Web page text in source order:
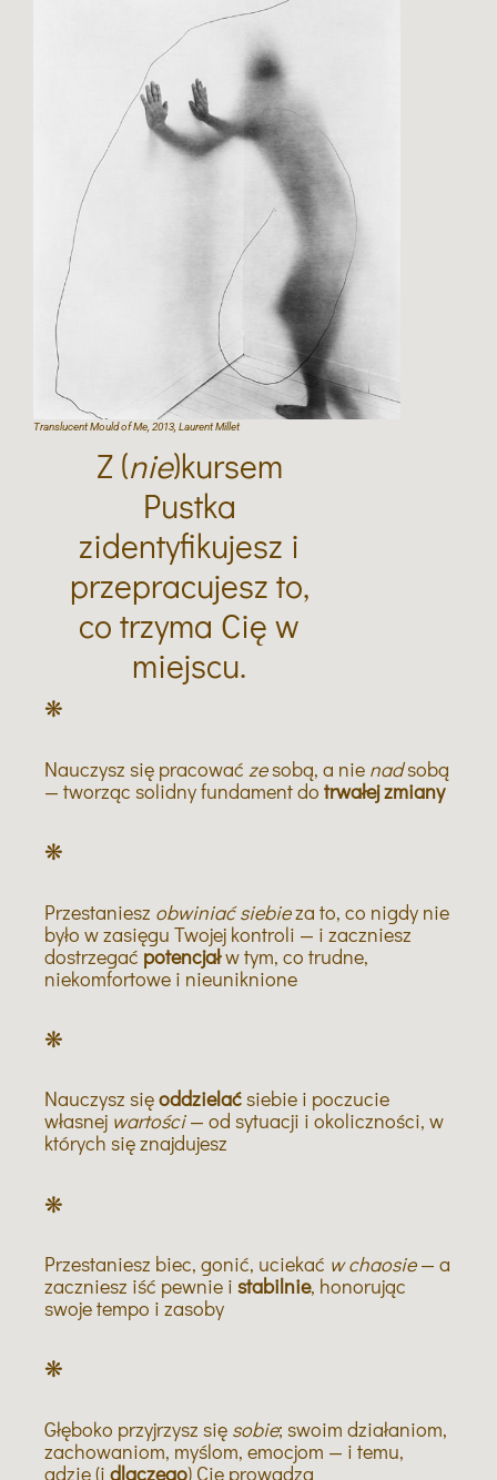
Translucent Mould of Me, 2013, Laurent Millet
Z (nie)kursem
Pustka
zidentyfikujesz i
przepracujesz to,
co trzyma Cię w
miejscu.
❋
Nauczysz się pracować zesobą, a nie nadsobą
— tworząc solidny fundament do trwałejzmiany
❋
Przestaniesz obwiniać siebieza to, co nigdy nie
było w zasięgu Twojej kontroli — i zaczniesz
dostrzegać potencjałw tym, co trudne,
niekomfortowe i nieuniknione
❋
Nauczysz sięoddzielaćsiebie i poczucie
własnej wartości— od sytuacji i okoliczności, w
których się znajdujesz
❋
Przestaniesz biec, gonić, uciekać w chaosie— a
zaczniesz iść pewnie i stabilnie, honorując
swoje tempo i zasoby
❋
Głęboko przyjrzysz się sobie; swoim działaniom,
zachowaniom, myślom, emocjom — i temu,
gdzie (i dlaczego) Cię prowadzą